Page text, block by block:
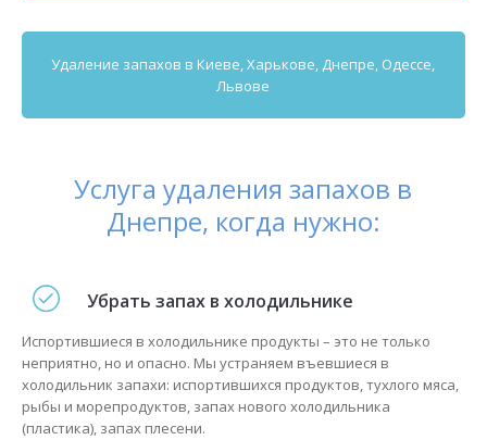
Удаление запахов в Киеве,Харькове, Днепре, Одессе,
Львове
Услуга удаления запахов в
Днепре, когда нужно:
Убрать запах в холодильнике
Испортившиеся в холодильнике продукты – это не только
неприятно, но и опасно. Мы устраняем въевшиеся в
холодильник запахи: испортившихся продуктов, тухлого мяса,
рыбы и морепродуктов, запах нового холодильника
(пластика), запах плесени.